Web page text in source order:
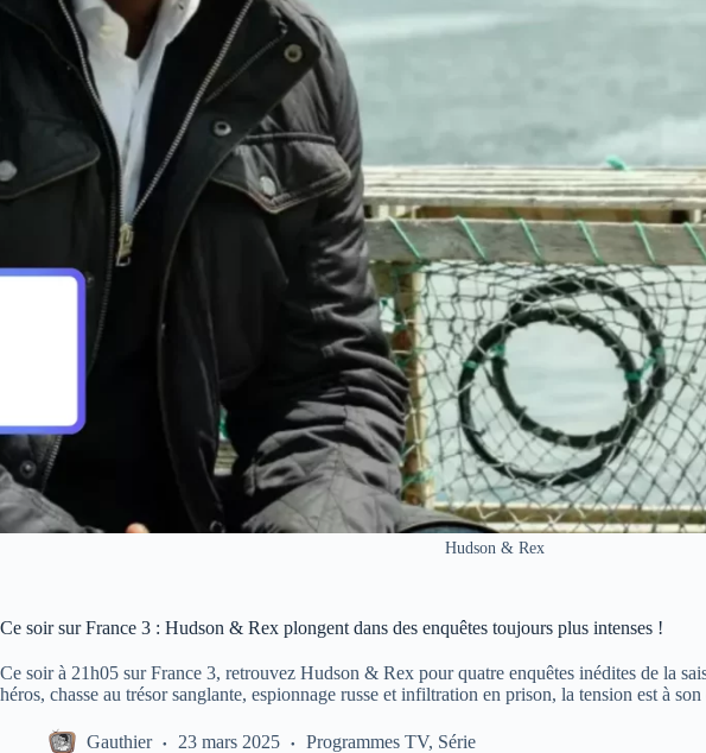
Hudson & Rex
Ce soir sur France 3 : Hudson & Rex plongent dans des enquêtes toujours plus intenses !
Ce soir à 21h05 sur France 3, retrouvez Hudson & Rex pour quatre enquêtes inédites de la
héros, chasse au trésor sanglante, espionnage russe et infiltration en prison, la tension est à
Gauthier 23 mars 2025 Programmes TV, Série